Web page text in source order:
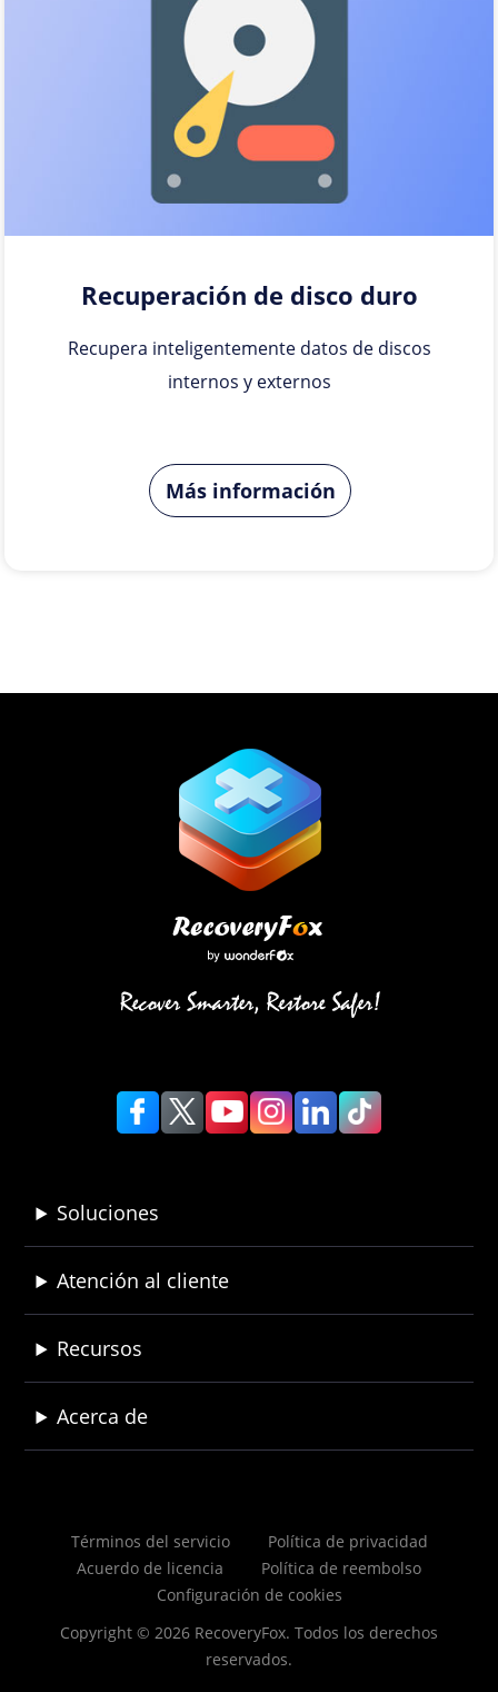
Recuperación de disco duro
Recupera inteligentemente datos de discos
internos y externos
Más información
Soluciones
Atención al cliente
Recursos
Acerca de
Términos del servicio
Política de privacidad
Acuerdo de licencia
Política de reembolso
Configuración de cookies
Copyright © 2026 RecoveryFox. Todos los derechos
reservados.